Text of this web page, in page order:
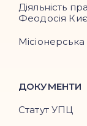
Діяльність
Феодосія
Місіонерська
ДОКУМЕНТИ
Статут УПЦ